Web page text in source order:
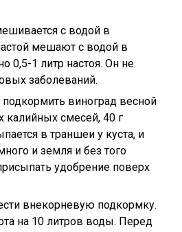
с водой в
мешают с водой в
0,5-1 литр настоя. Он не
заболеваний.
подкормить виноград весной
калийных смесей, 40 г
в траншеи у куста, и
и земля и без того
удобрение поверх
внекорневую подкормку.
на 10 литров воды. Перед